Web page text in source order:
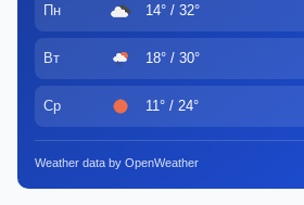
Пн 14° / 32°
Вт 18° / 30°
Ср 11° / 24°
Weather data by OpenWeather